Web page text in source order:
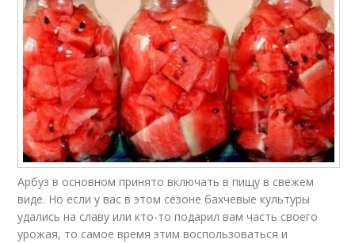
Арбуз в основном принято включать в пищу в свежем
виде. Но если у вас в этом сезоне бахчевые культуры
удались на славу или кто-то подарил вам часть своего
урожая, то самое время этим воспользоваться и